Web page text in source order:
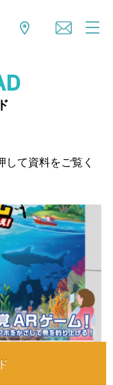
て資料をご覧く